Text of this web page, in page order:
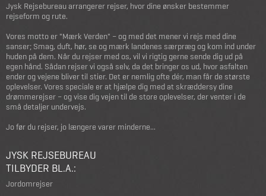
Jysk Rejsebureau arrangerer rejser, hvor dine ønsker bestemmer
rejseform og rute.
Vores motto er "Mærk Verden" – og med det mener vi rejs med dine
sanser; Smag, duft, hør, se og mærk landenes særpræg og kom ind under
huden på dem. Når du rejser med os, vil vi rigtig gerne sende dig ud på
egen hånd. Sådan rejser vi også selv, da det bringer os ud, hvor asfalten
ender og vejene bliver til stier. Det er nemlig ofte dér, man får de største
oplevelser. Vores speciale er at hjælpe dig med at skræddersy dine
drømmerejser – og vise dig vejen til de store oplevelser, der venter i de
små detaljer undervejs.
Jo før du rejser, jo længere varer minderne...
JYSK REJSEBUREAU
TILBYDER BL.A.:
Jordomrejser